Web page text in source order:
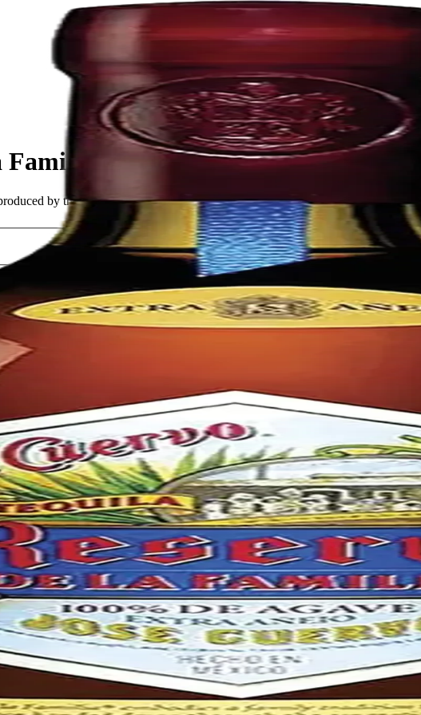
by the Jose Cuervo company. It is a blend of reposado, añejo and extra